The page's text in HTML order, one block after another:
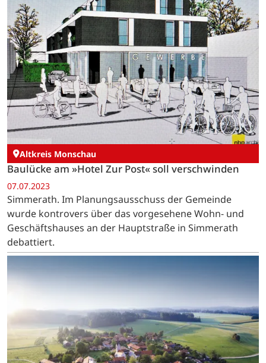
Altkreis Monschau
Baulücke am »Hotel Zur Post« soll verschwinden
07.07.2023
Simmerath. Im Planungsausschuss der Gemeinde
wurde kontrovers über das vorgesehene Wohn- und
Geschäftshauses an der Hauptstraße in Simmerath
debattiert.